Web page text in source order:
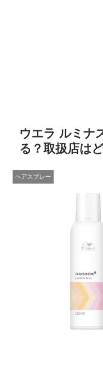
ウエラ ルミナ
る？取扱店は
ヘアスプレー